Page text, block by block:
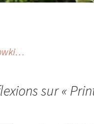
sur «